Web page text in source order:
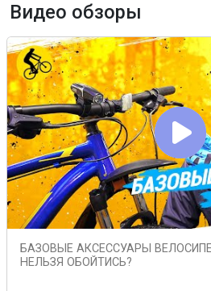
Видео обзоры
БАЗОВЫЕ АКСЕССУАРЫ
НЕЛЬЗЯ ОБОЙТИСЬ?